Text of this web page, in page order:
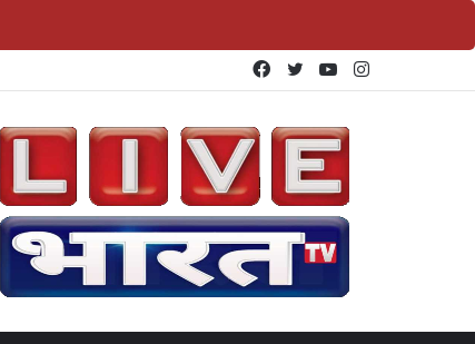
Instagram
YouTube
Twitter
Facebook